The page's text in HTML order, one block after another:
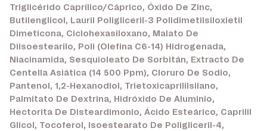
Triglicérido Caprílico/Cáprico, Óxido De Zinc,
Butilenglicol, Lauril Poligliceril-3 Polidimetilsiloxietil
Dimeticona, Ciclohexasiloxano, Malato De
Diisoestearilo, Poli (Olefina C6-14) Hidrogenada,
Niacinamida, Sesquioleato De Sorbitán, Extracto De
Centella Asiática (14 500 Ppm), Cloruro De Sodio,
Pantenol, 1,2-Hexanodiol, Trietoxicaprililsilano,
Palmitato De Dextrina, Hidróxido De Aluminio,
Hectorita De Disteardimonio, Ácido Esteárico, Caprilil
Glicol, Tocoferol, Isoestearato De Poligliceril-4,